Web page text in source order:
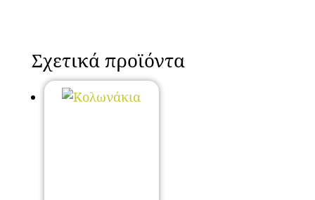
Σχετικά προϊόντα